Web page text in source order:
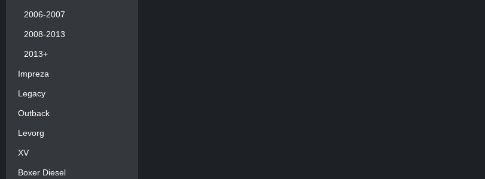
2006-2007
2008-2013
2013+
Impreza
Legacy
Outback
Levorg
XV
Boxer Diesel